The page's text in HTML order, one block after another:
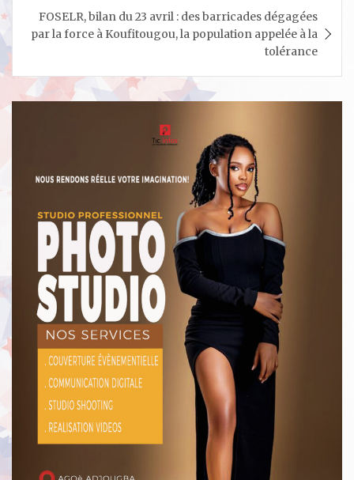
FOSELR, bilan du 23 avril : des barricades dégagées
par la force à Koufitougou, la population appelée à la
tolérance